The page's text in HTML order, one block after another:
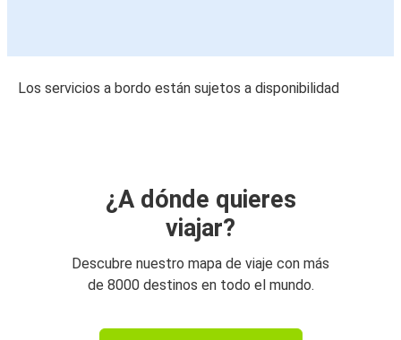
Los servicios a bordo están sujetos a disponibilidad
¿A dónde quieres
viajar?
Descubre nuestro mapa de viaje con más
de 8000 destinos en todo el mundo.